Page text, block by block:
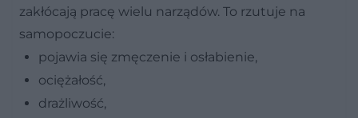
zakłócają pracę wielu narządów. To rzutuje na
samopoczucie:
pojawia się zmęczenie i osłabienie,
ociężałość,
drażliwość,